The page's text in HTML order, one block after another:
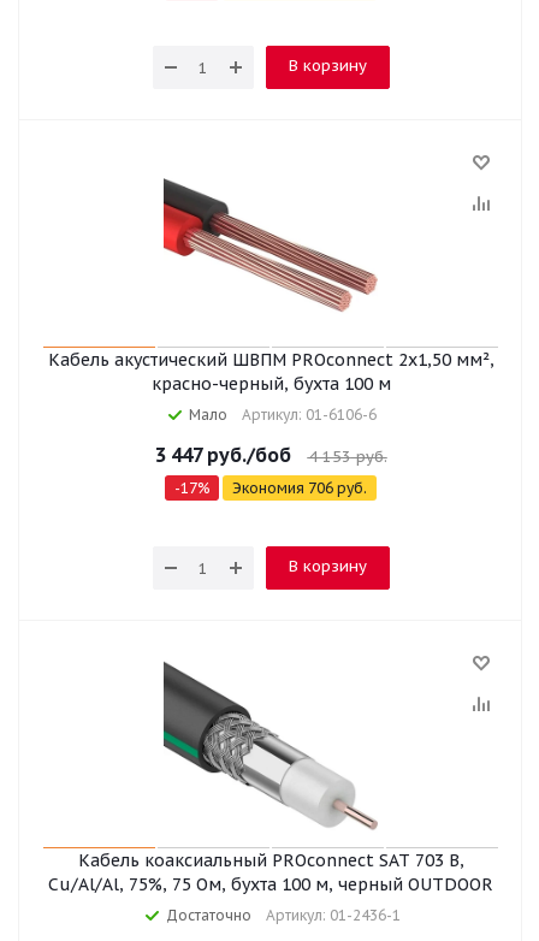
В корзину
Кабель акустический ШВПМ PROconnect 2х1,50 мм²,
красно-черный, бухта 100 м
Мало Артикул: 01-6106-6
3 447руб./боб 4 153руб.
-17% Экономия 706 руб.
В корзину
Кабель коаксиальный PROconnect SAT 703 B,
Cu/Al/Al, 75%, 75 Ом, бухта 100 м, черный OUTDOOR
Достаточно Артикул: 01-2436-1